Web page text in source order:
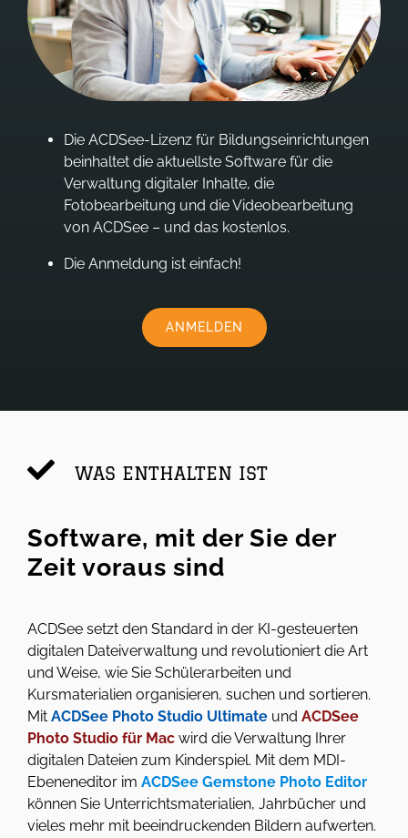
Die ACDSee-Lizenz für Bildungseinrichtungen
beinhaltet die aktuellste Software für die
Verwaltung digitaler Inhalte, die
Fotobearbeitung und die Videobearbeitung
von ACDSee – und das kostenlos.
Die Anmeldung ist einfach!
ANMELDEN
WAS ENTHALTEN IST
Software, mit der Sie der
Zeit voraus sind
ACDSee setzt den Standard in der KI-gesteuerten
digitalen Dateiverwaltung und revolutioniert die Art
und Weise, wie Sie Schülerarbeiten und
Kursmaterialien organisieren, suchen und sortieren.
Mit ACDSee Photo Studio Ultimateund ACDSee
Photo Studio für Macwird die Verwaltung Ihrer
digitalen Dateien zum Kinderspiel. Mit dem MDI-
Ebeneneditor im ACDSee Gemstone Photo Editor
können Sie Unterrichtsmaterialien, Jahrbücher und
vieles mehr mit beeindruckenden Bildern aufwerten.